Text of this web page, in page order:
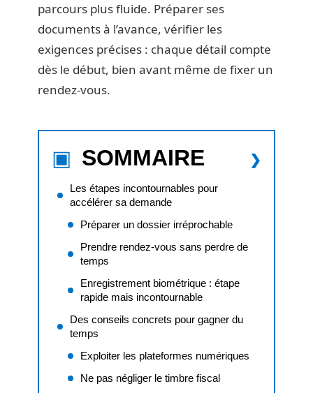
parcours plus fluide. Préparer ses
documents à l’avance, vérifier les
exigences précises : chaque détail compte
dès le début, bien avant même de fixer un
rendez-vous.
SOMMAIRE
Les étapes incontournables pour
accélérer sa demande
Préparer un dossier irréprochable
Prendre rendez-vous sans perdre de
temps
Enregistrement biométrique : étape
rapide mais incontournable
Des conseils concrets pour gagner du
temps
Exploiter les plateformes numériques
Ne pas négliger le timbre fiscal